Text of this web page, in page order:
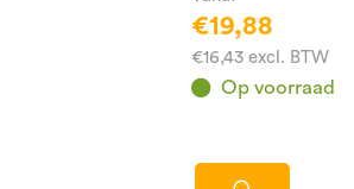
€19,88
€16,43 excl. BTW
Op voorraad